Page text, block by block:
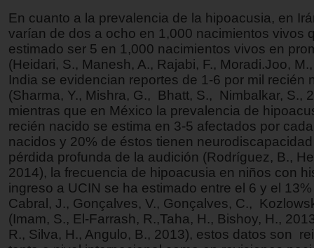
En cuanto a la prevalencia de la hipoacusia, en
varían de dos a ocho en 1,000 nacimientos vivos
estimado ser 5 en 1,000 nacimientos vivos en
(Heidari, S., Manesh, A., Rajabi, F., Moradi.Joo,
India se evidencian reportes de 1-6 por mil recién
(Sharma, Y., Mishra, G., Bhatt, S., Nimbalkar, S.,
mientras que en México la prevalencia de
recién nacido se estima en 3-5 afectados por
nacidos y 20% de éstos tienen
pérdida profunda de la audición (Rodríguez, B.,
2014), la frecuencia de hipoacusia en niños con
ingreso a UCIN se ha estimado entre el 6 y el
Cabral, J., Gonçalves, V., Gonçalves, C.,
(Imam, S., El-Farrash, R.,Taha, H., Bishoy, H.,
R., Silva, H., Angulo, B., 2013), estos datos son